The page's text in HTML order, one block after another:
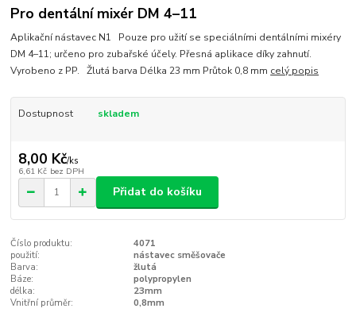
Pro dentální mixér DM 4–11
Aplikační nástavec N1 Pouze pro užití se speciálními den­tálními mixéry
DM 4–11; určeno pro zubařské účely. Přesná aplikace díky zahnutí.
Vyrobeno z PP. Žlutá barva Délka 23 mm Průtok 0,8 mm celý popis
Dostupnost skladem
8,00 Kč/ks
6,61 Kč bez DPH
Přidat do košíku
Číslo produktu:
4071
použití:
nástavec směšovače
Barva:
žlutá
Báze:
polypropylen
délka:
23mm
Vnitřní průměr:
0,8mm